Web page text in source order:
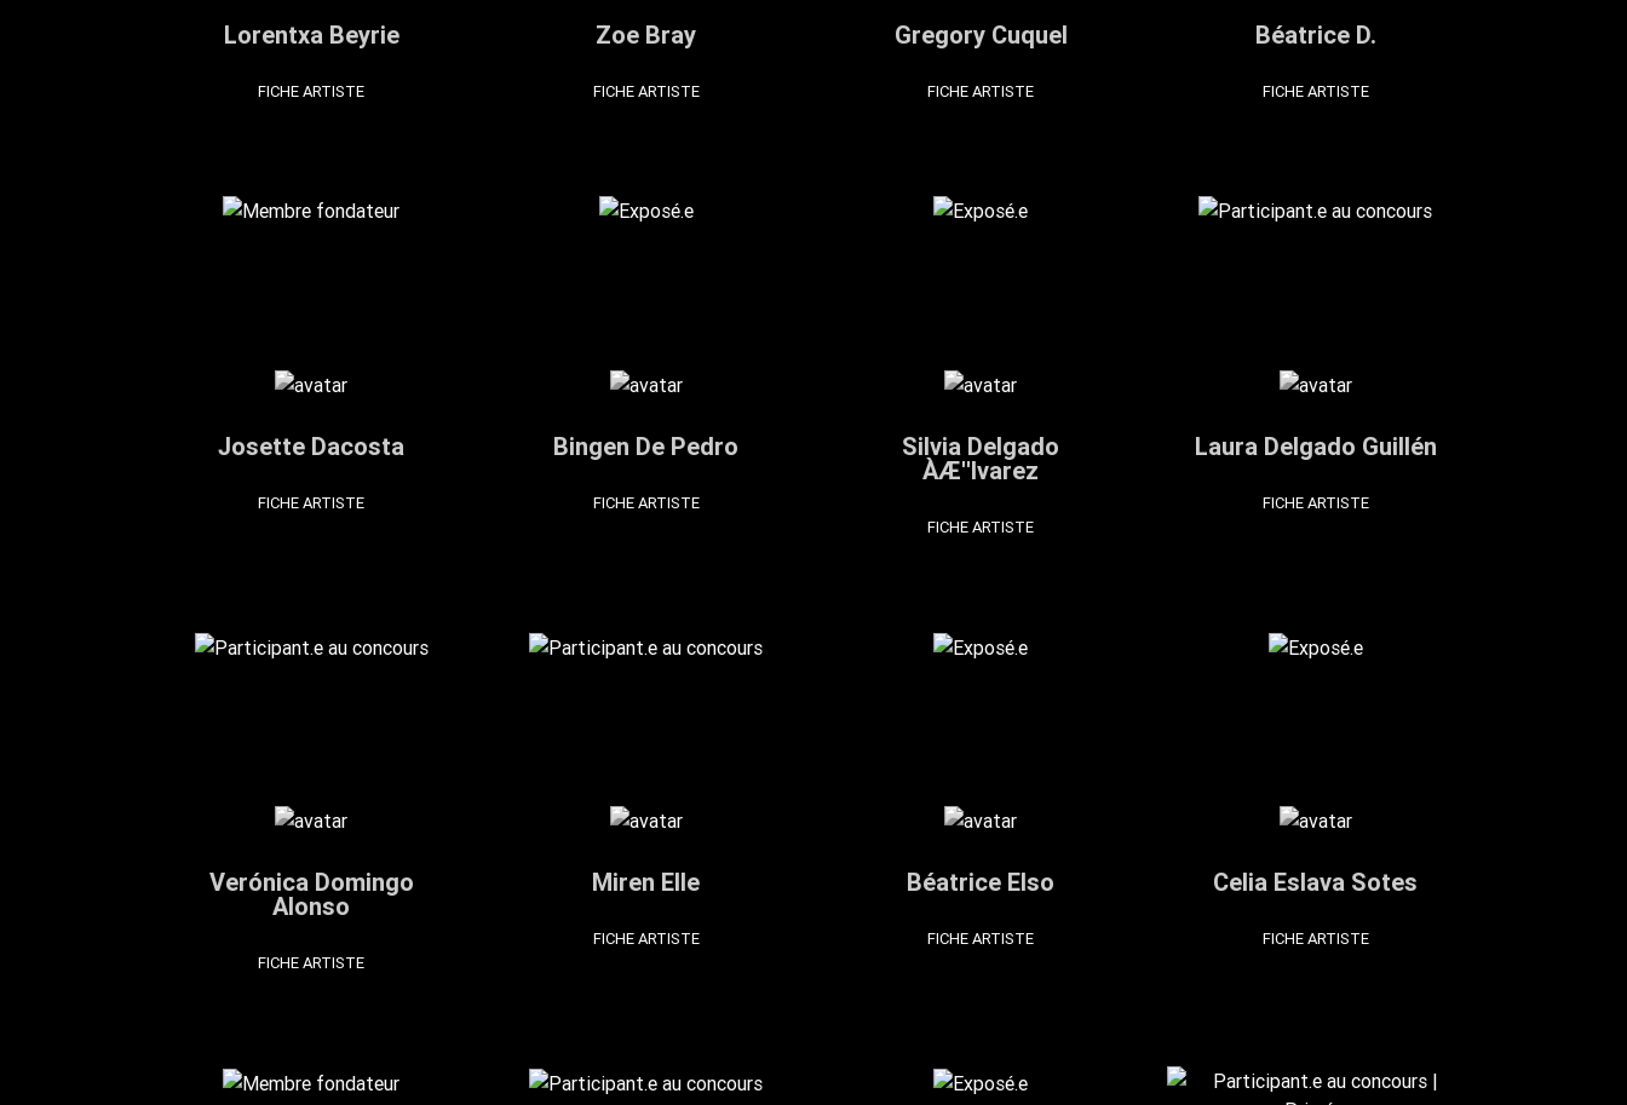
Lorentxa Beyrie
FICHE ARTISTE
Zoe Bray
FICHE ARTISTE
Gregory Cuquel
FICHE ARTISTE
Béatrice D.
FICHE ARTISTE
Josette Dacosta
FICHE ARTISTE
Bingen De Pedro
FICHE ARTISTE
Silvia Delgado
ÀÆ''lvarez
FICHE ARTISTE
Laura Delgado Guillén
FICHE ARTISTE
Verónica Domingo
Alonso
FICHE ARTISTE
Miren Elle
FICHE ARTISTE
Béatrice Elso
FICHE ARTISTE
Celia Eslava Sotes
FICHE ARTISTE